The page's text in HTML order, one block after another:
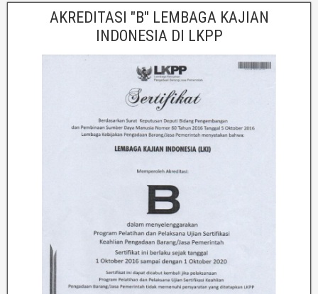
AKREDITASI "B" LEMBAGA KAJIAN
INDONESIA DI LKPP